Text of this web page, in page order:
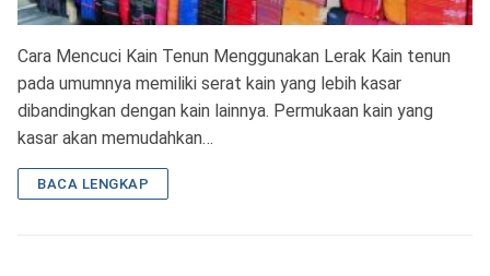
Cara Mencuci Kain Tenun Menggunakan Lerak Kain tenun
pada umumnya memiliki serat kain yang lebih kasar
dibandingkan dengan kain lainnya. Permukaan kain yang
kasar akan memudahkan…
BACA LENGKAP